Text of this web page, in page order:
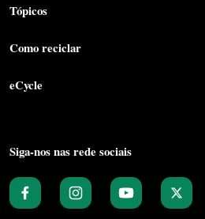
Tópicos
Como reciclar
eCycle
Siga-nos nas rede sociais